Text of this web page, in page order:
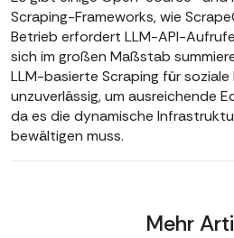
Scraping-Frameworks, wie
Betrieb erfordert LLM-API-
sich im großen Maßstab
LLM-basierte Scraping für soziale
unzuverlässig, um ausreichende
da es die dynamische
bewältigen muss.
Mehr